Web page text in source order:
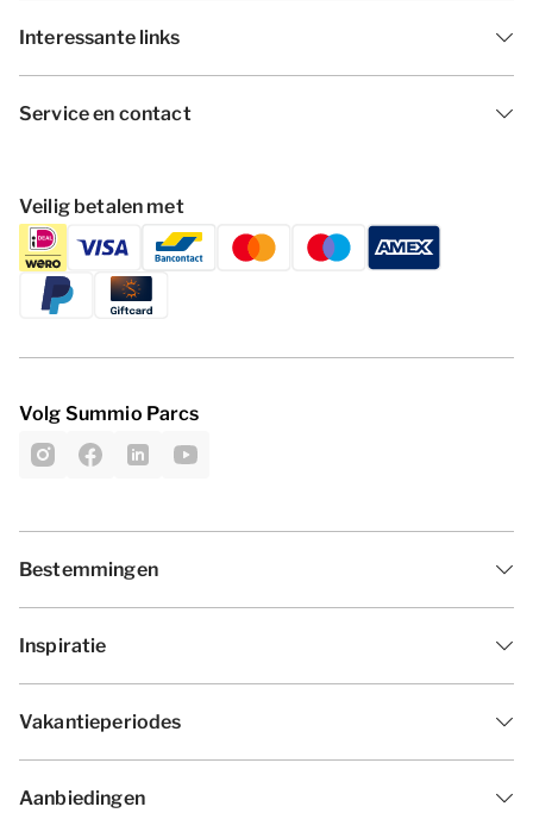
Interessante links
Service en contact
Veilig betalen met
Volg Summio Parcs
Bestemmingen
Inspiratie
Vakantieperiodes
Aanbiedingen